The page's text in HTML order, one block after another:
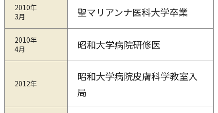
2010年
3月
聖マリアンナ医科大学卒業
2010年
4月
昭和大学病院研修医
2012年
昭和大学病院皮膚科学教室入
局